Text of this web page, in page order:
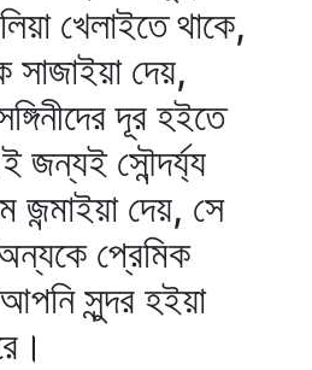
খেলাইতে থাকে,
সাজাইয়া দেয়,
দূর হইতে
জন্যই সৌন্দর্য্য
জন্মাইয়া দেয়, সে
প্রেমিক
সুন্দর হইয়া